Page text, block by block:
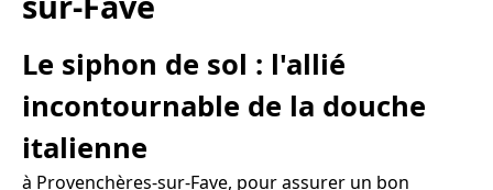
Le siphon de sol : l'allié
incontournable de la douche
italienne
à Provenchères-sur-Fave, pour assurer un bon